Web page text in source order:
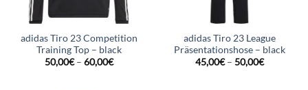
adidas Tiro 23 Competition
Training Top – black
50,00€– 60,00€
adidas Tiro 23 League
Präsentationshose – black
45,00€– 50,00€